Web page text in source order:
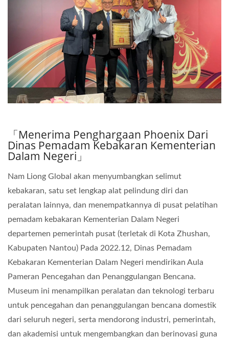
「Menerima Penghargaan Phoenix Dari
Dinas Pemadam Kebakaran Kementerian
Dalam Negeri」
Nam Liong Global akan menyumbangkan selimut
kebakaran, satu set lengkap alat pelindung diri dan
peralatan lainnya, dan menempatkannya di pusat pelatihan
pemadam kebakaran Kementerian Dalam Negeri
departemen pemerintah pusat (terletak di Kota Zhushan,
Kabupaten Nantou) Pada 2022.12, Dinas Pemadam
Kebakaran Kementerian Dalam Negeri mendirikan Aula
Pameran Pencegahan dan Penanggulangan Bencana.
Museum ini menampilkan peralatan dan teknologi terbaru
untuk pencegahan dan penanggulangan bencana domestik
dari seluruh negeri, serta mendorong industri, pemerintah,
dan akademisi untuk mengembangkan dan berinovasi guna